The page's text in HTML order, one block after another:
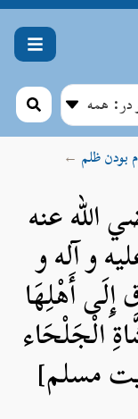
بودن ظلم ←
الله عنه
و آله و
أَهْلِهَا
الْجَلْحَاء
مسلم]